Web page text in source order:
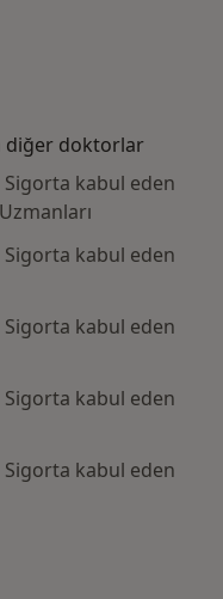
diğer doktorlar
Sigorta kabul eden
Sigorta kabul eden
Sigorta kabul eden
Sigorta kabul eden
Sigorta kabul eden